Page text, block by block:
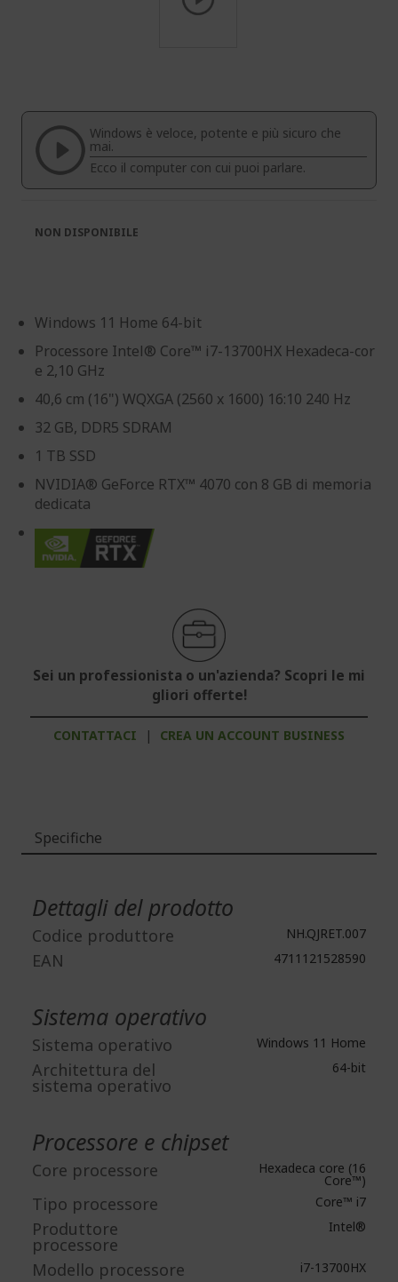
galleria
immagini
Windows è veloce, potente e più sicuro che
mai.
Ecco il computer con cui puoi parlare.
Windows 11 Home 64-bit
Processore Intel® Core™ i7-13700HX Hexadeca-cor
e 2,10 GHz
40,6 cm (16") WQXGA (2560 x 1600) 16:10 240 Hz
32 GB, DDR5 SDRAM
1 TB SSD
NVIDIA® GeForce RTX™ 4070 con 8 GB di memoria
dedicata
Sei un professionista o un'azienda? Scopri le mi
gliori offerte!
CONTATTACI | CREA UN ACCOUNT BUSINESS
NON DISPONIBILE
Specifiche
Dettagli del prodotto
Codice produttore NH.QJRET.007
EAN 4711121528590
Sistema operativo
Sistema operativo Windows 11 Home
Architettura del
sistema operativo
64-bit
Processore e chipset
Core processore Hexadeca core (16
Core™)
Tipo processore Core™ i7
Produttore
processore
Intel®
Modello processore i7-13700HX